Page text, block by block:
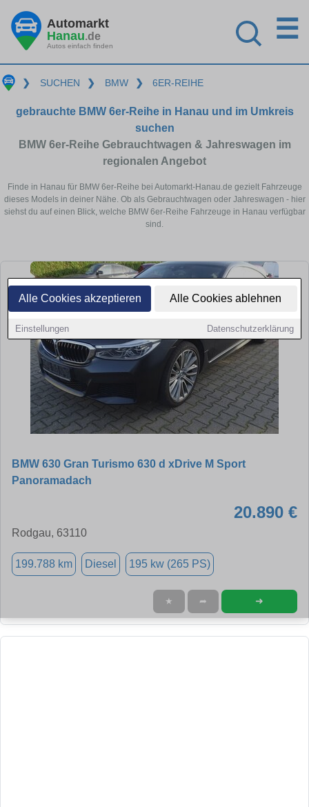
Alle Cookies akzeptieren Alle Cookies ablehnen
Einstellungen Datenschutzerklärung
Automarkt
Hanau.de
Autos einfach finden
☰
❯ SUCHEN ❯ BMW ❯ 6ER-REIHE
gebrauchte BMW 6er-Reihe in Hanau und im Umkreis
suchen
BMW 6er-Reihe Gebrauchtwagen & Jahreswagen im
regionalen Angebot
Finde in Hanau für BMW 6er-Reihe bei Automarkt-Hanau.de gezielt Fahrzeuge
dieses Models in deiner Nähe. Ob als Gebrauchtwagen oder Jahreswagen - hier
siehst du auf einen Blick, welche BMW 6er-Reihe Fahrzeuge in Hanau verfügbar
sind.
BMW 630 Gran Turismo 630 d xDrive M Sport
Panoramadach
20.890 €
Rodgau, 63110
199.788 km Diesel 195 kw (265 PS)
★ ➦ ➜